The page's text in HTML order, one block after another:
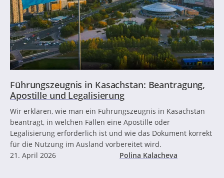
Führungszeugnis in Kasachstan: Beantragung,
Apostille und Legalisierung
Wir erklären, wie man ein Führungszeugnis in Kasachstan
beantragt, in welchen Fällen eine Apostille oder
Legalisierung erforderlich ist und wie das Dokument korrekt
für die Nutzung im Ausland vorbereitet wird.
21. April 2026
Polina Kalacheva